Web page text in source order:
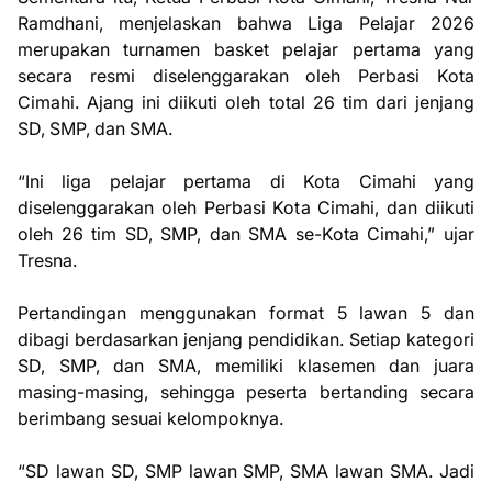
Ramdhani, menjelaskan bahwa Liga Pelajar 2026
merupakan turnamen basket pelajar pertama yang
secara resmi diselenggarakan oleh Perbasi Kota
Cimahi. Ajang ini diikuti oleh total 26 tim dari jenjang
SD, SMP, dan SMA.
“Ini liga pelajar pertama di Kota Cimahi yang
diselenggarakan oleh Perbasi Kota Cimahi, dan diikuti
oleh 26 tim SD, SMP, dan SMA se-Kota Cimahi,” ujar
Tresna.
Pertandingan menggunakan format 5 lawan 5 dan
dibagi berdasarkan jenjang pendidikan. Setiap kategori
SD, SMP, dan SMA, memiliki klasemen dan juara
masing-masing, sehingga peserta bertanding secara
berimbang sesuai kelompoknya.
“SD lawan SD, SMP lawan SMP, SMA lawan SMA. Jadi